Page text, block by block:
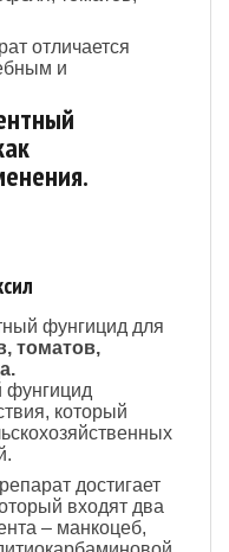
отличается
и
фунгицид для
томатов,
фунгицид
который
достигает
входят два
– манкоцеб,